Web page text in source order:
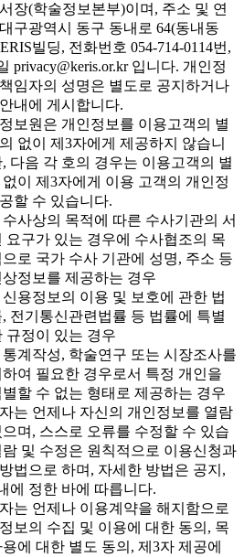
장(학술정보본부)이며, 주소 및 연
구광역시 동구 동내로 64(동내동
빌딩, 전화번호 054-714-0114번,
privacy@keris.or.kr 입니다. 개인정
임자의 성명은 별도로 공지하거나
내에 게시합니다.
보원은 개인정보를 이용고객의 별
없이 제3자에게 제공하지 않습니
다음 각 호의 경우는 이용고객의 별
없이 제3자에게 이용 고객의 개인정
할 수 있습니다.
수사상의 목적에 따른 수사기관의 서
요구가 있는 경우에 수사협조의 목
으로 국가 수사 기관에 성명, 주소 등
상정보를 제공하는 경우
신용정보의 이용 및 보호에 관한 법
, 전기통신관련법률 등 법률에 특별
규정이 있는 경우
통계작성, 학술연구 또는 시장조사를
하여 필요한 경우로서 특정 개인을
별할 수 없는 형태로 제공하는 경우
는 언제나 자신의 개인정보를 열람
으며, 스스로 오류를 수정할 수 있습
람 및 수정은 원칙적으로 이용신청과
법으로 하며, 자세한 방법은 공지,
에 정한 바에 따릅니다.
는 언제나 이용계약을 해지함으로
보의 수집 및 이용에 대한 동의, 목
에 대한 별도 동의, 제3자 제공에